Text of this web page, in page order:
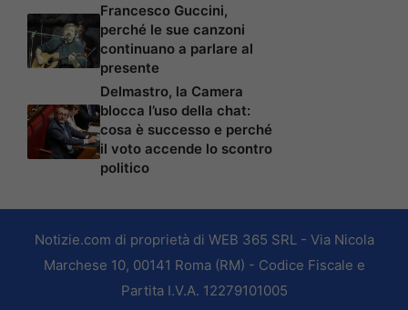
Francesco Guccini,
perché le sue canzoni
continuano a parlare al
presente
Delmastro, la Camera
blocca l’uso della chat:
cosa è successo e perché
il voto accende lo scontro
politico
Notizie.com di proprietà di WEB 365 SRL - Via Nicola
Marchese 10, 00141 Roma (RM) - Codice Fiscale e
Partita I.V.A. 12279101005